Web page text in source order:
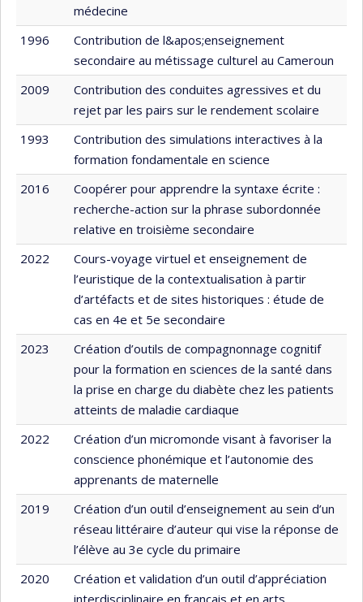
médecine
1996
Contribution de l&apos;enseignement
secondaire au métissage culturel au Cameroun
2009
Contribution des conduites agressives et du
rejet par les pairs sur le rendement scolaire
1993
Contribution des simulations interactives à la
formation fondamentale en science
2016
Coopérer pour apprendre la syntaxe écrite :
recherche-action sur la phrase subordonnée
relative en troisième secondaire
2022
Cours-voyage virtuel et enseignement de
l’euristique de la contextualisation à partir
d’artéfacts et de sites historiques : étude de
cas en 4e et 5e secondaire
2023
Création d’outils de compagnonnage cognitif
pour la formation en sciences de la santé dans
la prise en charge du diabète chez les patients
atteints de maladie cardiaque
2022
Création d’un micromonde visant à favoriser la
conscience phonémique et l’autonomie des
apprenants de maternelle
2019
Création d’un outil d’enseignement au sein d’un
réseau littéraire d’auteur qui vise la réponse de
l’élève au 3e cycle du primaire
2020
Création et validation d’un outil d’appréciation